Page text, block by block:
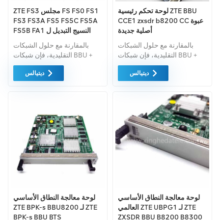
ZTE FS3 مجلس FS FS0 FS1
FS3 FS3A FS5 FS5C FS5A
FS5B FA1 النسيج التبديل ل
ZTE ZXSDR BBU B8200
B8300
بالمقارنة مع حلول الشبكات
التقليدية، فإن شبكات BBU +
RRU الحل لا يتجنب فقط
الاعتماد على غرف المعدات
ديتيالس
لوحة تحكم رئيسية ZTE BBU
CCE1 zxsdr b8200 CC عبوة
أصلية جديدة
بالمقارنة مع حلول الشبكات
التقليدية، فإن شبكات BBU +
RRU الحل لا يتجنب فقط
الاعتماد على غرف المعدات
ديتيالس
لوحة معالجة النطاق الأساسي
ZTE BPK-s BBU8200 لـ ZTE
BPK-s BBU BTS
لوحة معالجة النطاق الأساسي
العالمي ZTE UBPG1 لـ ZTE
ZXSDR BBU B8200 B8300